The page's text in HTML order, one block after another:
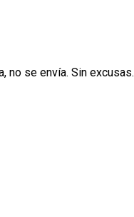
no se envía. Sin excusas.